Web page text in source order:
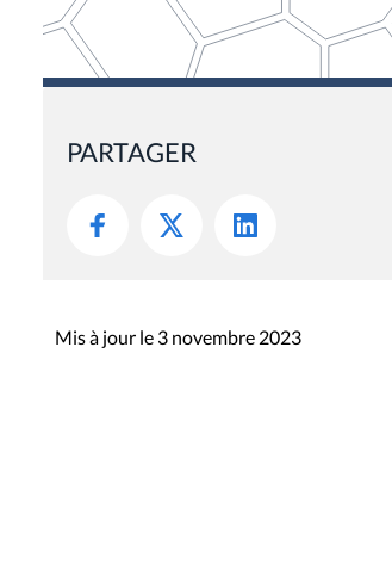
PARTAGER
Mis à jour le 3 novembre 2023